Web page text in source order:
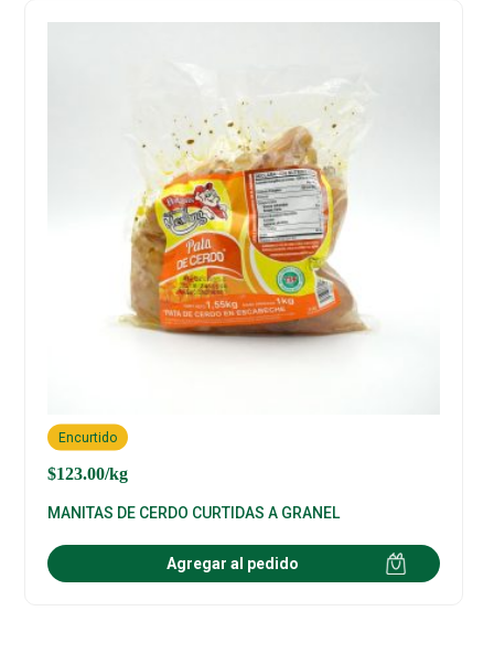
$123.00/kg
Encurtido
MANITAS DE CERDO CURTIDAS A GRANEL
Agregar al pedido